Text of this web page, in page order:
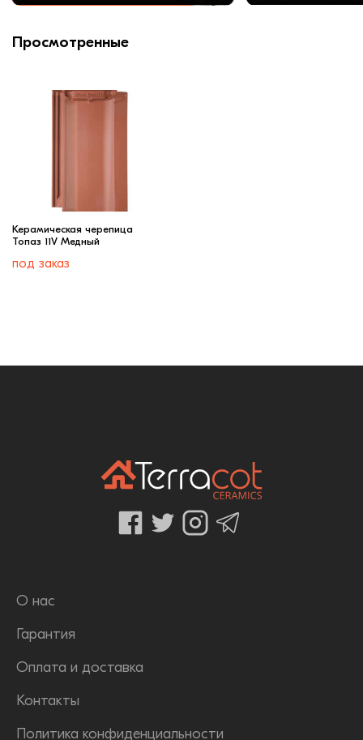
Просмотренные
Керамическая черепица
Топаз 11V Медный
под заказ
О нас
Гарантия
Оплата и доставка
Контакты
Политика конфиденциальности